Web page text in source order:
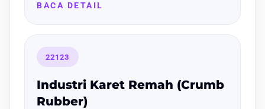
BACA DETAIL
22123
Industri Karet Remah (Crumb
Rubber)